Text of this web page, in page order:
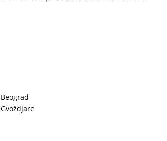
Beograd
Gvoždjare